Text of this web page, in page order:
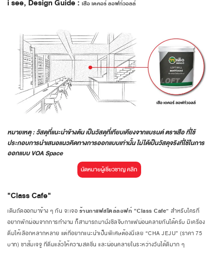
i see, Design Guide : เสือ เดคอร์ ลอฟท์วอลล์
หมายเหตุ : วัสดุที่แนะนำข้างต้น เป็นวัสดุที่เทียบเคียงจากแบรนด์ ตราเสือ ที่ใช้
ประกอบการนำเสนอแนวคิดทางการออกแบบเท่านั้น ไม่ได้เป็นวัสดุจริงที่ใช้ในการ
ออกแบบ VOA Space
"Class Cafe"
เดินถัดออกมาข้าง ๆ กัน จะเจอ ร้านกาแฟสไตล์ลอฟท์ “Class Cafe” สำหรับใครที่
อยากพักผ่อนจากการทำงาน ก็สามารถมานั่งชิลจิบกาแฟผ่อนคลายกันได้ครับ มีเครื่อง
ดื่มให้เลือกหลากหลาย แต่ที่อยากแนะนำเป็นพิเศษต้องนี่เลย “CHA JEJU” (ราคา 75
บาท) ชาส้มเจจู ที่ดื่มแล้วให้ความสดชื่น และผ่อนคลายในระหว่างวันได้ดีมาก ๆ